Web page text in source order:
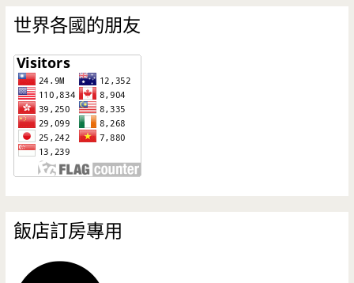
世界各國的朋友
飯店訂房專用